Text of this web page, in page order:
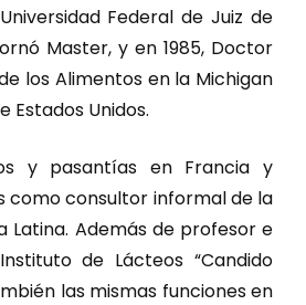
Federal de Juiz de
Master, y en 1985, Doctor
los Alimentos en la Michigan
Estados Unidos.
y pasantías en Francia y
como consultor informal de la
Latina. Además de profesor e
de Lácteos “Candido
las mismas funciones en